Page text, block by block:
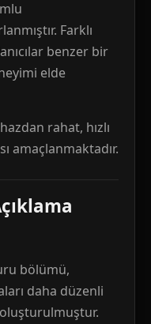
Farklı
benzer bir
elde
rahat, hızlı
amaçlanmaktadır.
bölümü,
daha düzenli